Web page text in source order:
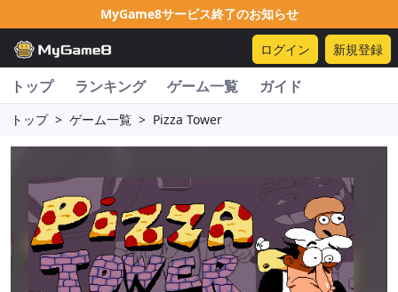
MyGame8サービス終了のお知らせ
ログイン 新規登録
トップ ランキング ゲーム一覧 ガイド
トップ > ゲーム一覧 > Pizza Tower